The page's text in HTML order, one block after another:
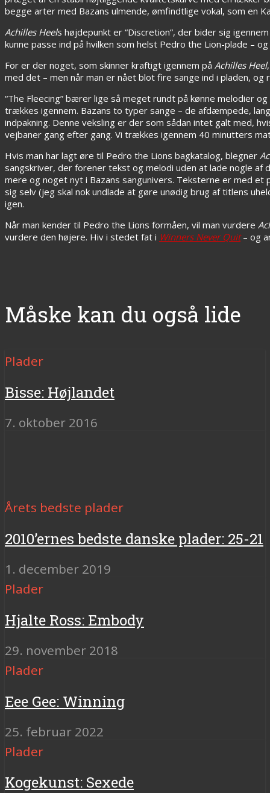
begge arter med Bazans ulmende, ømfindtlige vokal, som en
Achilles Heels højdepunkt er “Discretion”, der bider sig
kunne passe ind på hvilken som helst Pedro the Lion-plade –
For er der noget, som skinner kraftigt igennem på Achilles Heel
med det – men når man er nået blot fire sange ind i pladen,
“The Fleecing” bærer lige så meget rundt på kønne melodier
trækkes igennem. Bazans to typer sange – de afdæmpede,
indpakning. Denne veksling er der som sådan intet galt med,
vejbaner gang efter gang. Vi trækkes igennem 40 minutters
Hvis man har lagt øre til Pedro the Lions bagkatalog, blegner
sangskriver, der forener tekst og melodi uden at lade nogle
mere og noget nyt i Bazans sangunivers. Teksterne er med
sig selv (jeg skal nok undlade at gøre unødig brug af titlens
igen.
Når man kender til Pedro the Lions formåen, vil man vurdere
vurdere den højere. Hiv i stedet fat i Winners Never Quit– og
Måske kan du også lide
Plader
Bisse: Højlandet
7. oktober 2016
Årets bedste plader
2010’ernes bedste danske plader: 25-21
1. december 2019
Plader
Hjalte Ross: Embody
29. november 2018
Plader
Eee Gee: Winning
25. februar 2022
Plader
Kogekunst: Sexede